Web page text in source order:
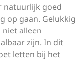
natuurlijk goed
op gaan. Gelukkig
alleen
zijn. In dit
letten bij het